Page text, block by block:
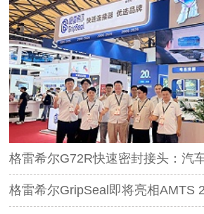
格雷希尔G72R快速密封接头：汽车空调异
格雷希尔GripSeal即将亮相AMTS 2026上海展，以密